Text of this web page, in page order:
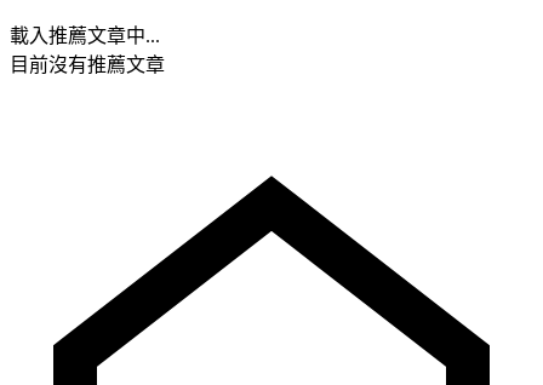
載入推薦文章中...
目前沒有推薦文章